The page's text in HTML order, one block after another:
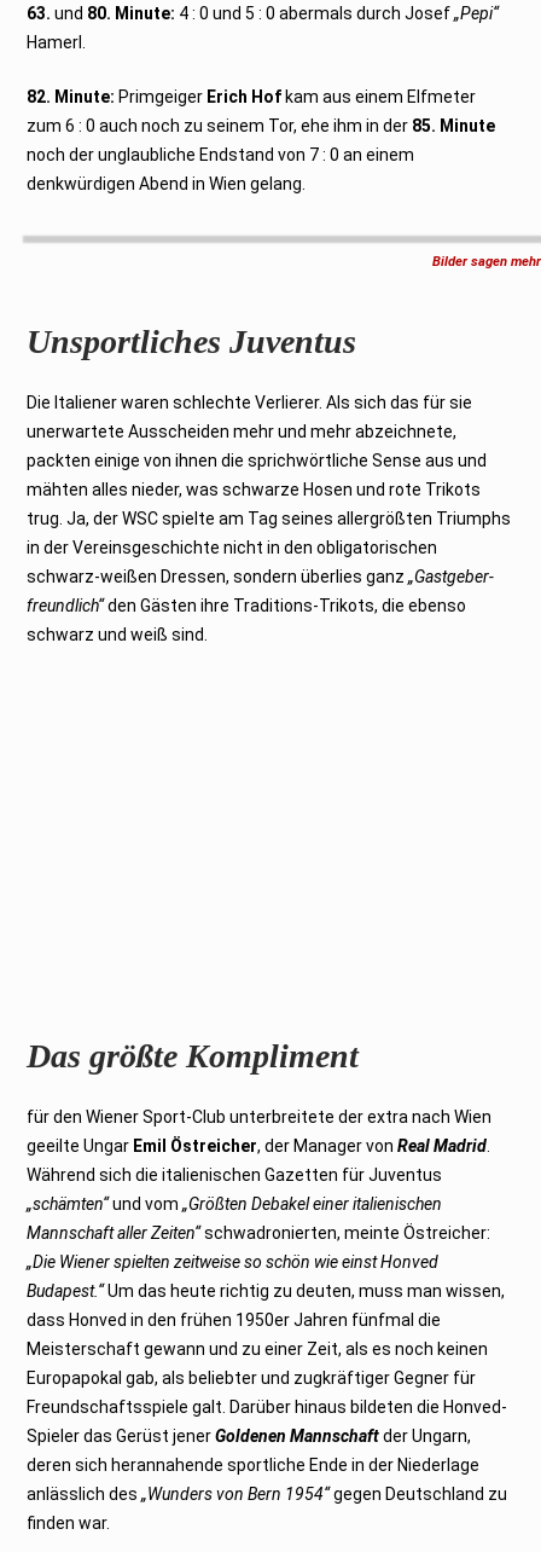
63.und 80. Minute: 4 : 0 und 5 : 0 abermals durch Josef„Pepi“
Hamerl.
82. Minute: Primgeiger Erich Hof kam aus einem Elfmeter
zum 6 : 0 auch noch zu seinem Tor, ehe ihm in der 85. Minute
noch der unglaubliche Endstand von 7 : 0 an einem
denkwürdigen Abend in Wien gelang.
Bilder sagen
Unsportliches Juventus
Die Italiener waren schlechte Verlierer. Als sich das für sie
unerwartete Ausscheiden mehr und mehr abzeichnete,
packten einige von ihnen die sprichwörtliche Sense aus und
mähten alles nieder, was schwarze Hosen und rote Trikots
trug. Ja, der WSC spielte am Tag seines allergrößten Triumphs
in der Vereinsgeschichte nicht in den obligatorischen
schwarz-weißen Dressen, sondern überlies ganz„Gastgeber-
freundlich“den Gästen ihre Traditions-Trikots, die ebenso
schwarz und weiß sind.
Das größte Kompliment
für den Wiener Sport-Club unterbreitete der extra nach Wien
geeilte Ungar Emil Östreicher, der Manager vonReal Madrid.
Während sich die italienischen Gazetten für Juventus
„schämten“und vom„Größten Debakel einer italienischen
Mannschaft aller Zeiten“schwadronierten, meinte Östreicher:
„Die Wiener spielten zeitweise so schön wie einst Honved
Budapest.“Um das heute richtig zu deuten, muss man wissen,
dass Honved in den frühen 1950er Jahren fünfmal die
Meisterschaft gewann und zu einer Zeit, als es noch keinen
Europapokal gab, als beliebter und zugkräftiger Gegner für
Freundschaftsspiele galt. Darüber hinaus bildeten die Honved-
Spieler das Gerüst jenerGoldenen Mannschaftder Ungarn,
deren sich herannahende sportliche Ende in der Niederlage
anlässlich des„Wunders von Bern 1954“gegen Deutschland zu
finden war.